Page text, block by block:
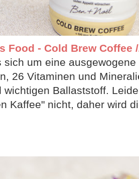
Food - Cold Brew Coffee
sich um eine
26 Vitaminen und
wichtigen Ballaststoff.
Kaffee" nicht, daher wird